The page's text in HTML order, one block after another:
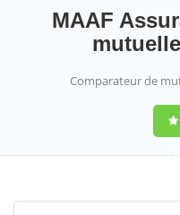
MAAF
Comparateur de
9,2